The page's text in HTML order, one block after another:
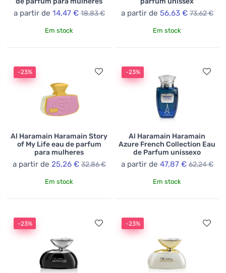
a partir de 14,47 € 18,83 €
Em stock
a partir de 56,63 € 73,62 €
Em stock
-23%
Al Haramain Haramain Story
of My Life eau de parfum
para mulheres
a partir de 25,26 € 32,86 €
Em stock
-23%
Al Haramain Haramain
Azure French Collection Eau
de Parfum unissexo
a partir de 47,87 € 62,24 €
Em stock
-23% -23%